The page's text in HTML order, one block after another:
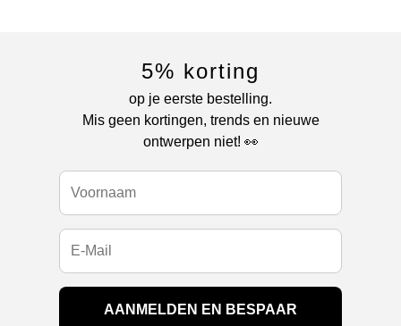
5% korting
op je eerste bestelling.
Mis geen kortingen, trends en nieuwe
ontwerpen niet! 👀
AANMELDEN EN BESPAAR